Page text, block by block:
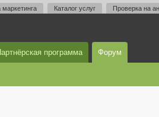
маркетинга Каталог услуг Проверка на
программа Форум